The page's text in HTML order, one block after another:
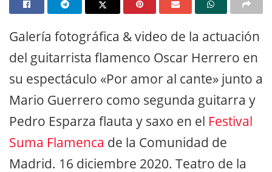
Galería fotográfica & video de la actuación
del guitarrista flamenco Oscar Herrero en
su espectáculo «Por amor al cante» junto a
Mario Guerrero como segunda guitarra y
Pedro Esparza flauta y saxo en el Festival
Suma Flamenca de la Comunidad de
Madrid. 16 diciembre 2020. Teatro de la